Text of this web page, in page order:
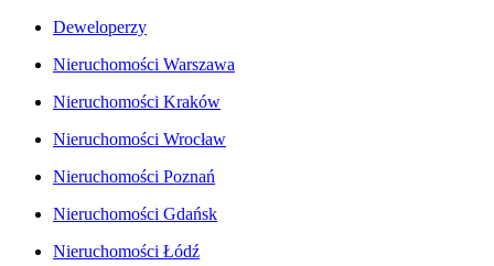
Deweloperzy
Nieruchomości Warszawa
Nieruchomości Kraków
Nieruchomości Wrocław
Nieruchomości Poznań
Nieruchomości Gdańsk
Nieruchomości Łódź